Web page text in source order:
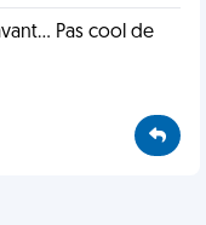
Pas cool de